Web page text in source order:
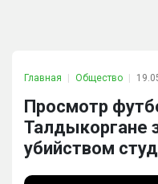
Главная Общество
Просмотр
Талдыкоргане
убийством